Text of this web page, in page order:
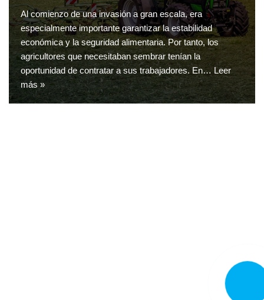
Al comienzo de una invasión a gran escala, era
especialmente importante garantizar la estabilidad
económica y la seguridad alimentaria. Por tanto, los
agricultores que necesitaban sembrar tenían la
oportunidad de contratar a sus trabajadores. En… Leer
más »